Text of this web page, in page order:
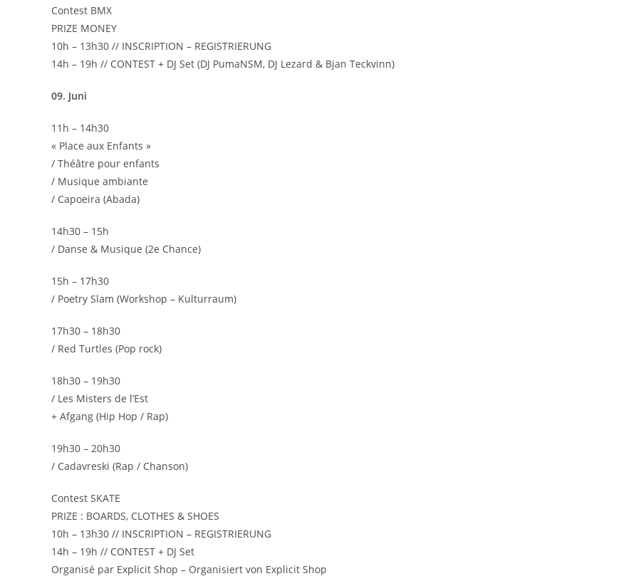
Contest BMX
PRIZE MONEY
10h – 13h30 // INSCRIPTION – REGISTRIERUNG
14h – 19h // CONTEST + DJ Set (DJ PumaNSM, DJ Lezard & Bjan Teckvinn)
09. Juni
11h – 14h30
« Place aux Enfants »
/ Théâtre pour enfants
/ Musique ambiante
/ Capoeira (Abada)
14h30 – 15h
/ Danse & Musique (2e Chance)
15h – 17h30
/ Poetry Slam (Workshop – Kulturraum)
17h30 – 18h30
/ Red Turtles (Pop rock)
18h30 – 19h30
/ Les Misters de l’Est
+ Afgang (Hip Hop / Rap)
19h30 – 20h30
/ Cadavreski (Rap / Chanson)
Contest SKATE
PRIZE : BOARDS, CLOTHES & SHOES
10h – 13h30 // INSCRIPTION – REGISTRIERUNG
14h – 19h // CONTEST + DJ Set
Organisé par Explicit Shop – Organisiert von Explicit Shop